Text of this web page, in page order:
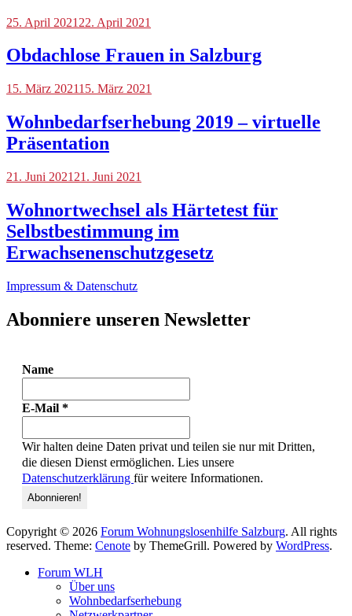
Blog
25. April 2021 22. April 2021
Obdachlose Frauen in Salzburg
Blog,
der
Wohnungsnot
15. März 202115. März 2021
Wohnbedarfserhebung 2019 – virtuelle
Präsentation
Blog
21. Juni 2021 21. Juni 2021
Wohnortwechsel als Härtetest für
Selbstbestimmung im
Erwachsenenschutzgesetz
Impressum & Datenschutz
Abonniere unseren Newsletter
Name
E-Mail *
Wir halten deine Daten privat und teilen sie nur mit Dritten,
die diesen Dienst ermöglichen. Lies unsere
Datenschutzerklärung für weitere Informationen.
Copyright © 2026 Forum Wohnungslosenhilfe Salzburg. All rights
reserved. Theme: Cenote by ThemeGrill. Powered by WordPress.
Forum WLH
Über uns
Wohnbedarfserhebung